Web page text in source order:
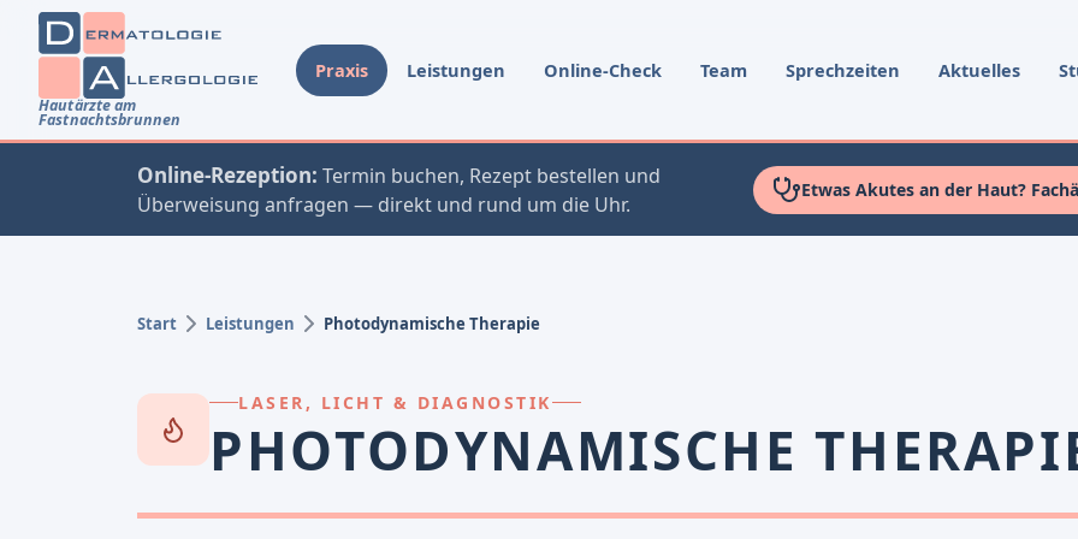
Hautärzte am
Fastnachtsbrunnen
Praxis Leistungen Online-Check Team Sprechzeiten Aktuelles
Online-Rezeption: Termin buchen, Rezept bestellen und
Überweisung anfragen — direkt und rund um die Uhr.
Etwas Akutes an der Haut?
Start Leistungen Photodynamische Therapie
LASER, LICHT & DIAGNOSTIK
PHOTODYNAMISCHE